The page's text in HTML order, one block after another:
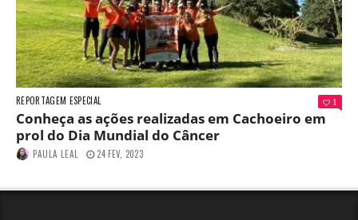
REPORTAGEM ESPECIAL 1
Conheça as ações realizadas em Cachoeiro em
prol do Dia Mundial do Câncer
PAULA LEAL 24 FEV, 2023